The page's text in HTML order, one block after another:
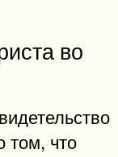
во
том, что